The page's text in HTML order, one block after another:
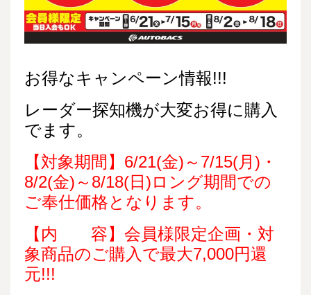
お得なキャンペーン情報!!!
レーダー探知機が大変お得に購入
でます。
【対象期間】6/21(金) ～7/15(月)・
8/2(金)～8/18(日)ロング期間での
ご奉仕価格と なります。
【内 容】会員様限定企画・対
象商品のご購入で最大7,000円還
元!!!